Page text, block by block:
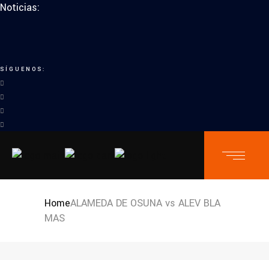
Noticias:
SÍGUENOS:
HomeALAMEDA DE OSUNA vs ALEV BLA
MAS